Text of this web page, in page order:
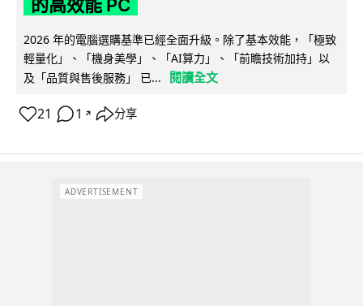
的高效能 PC
2026 年的電腦選購基準已經全面升級。除了基本效能，「極致
輕量化」、「機身美學」、「AI算力」、「前瞻技術加持」以
及「品質與售後服務」 已...
閱讀全文
21 1 ↗ 分享
ADVERTISEMENT